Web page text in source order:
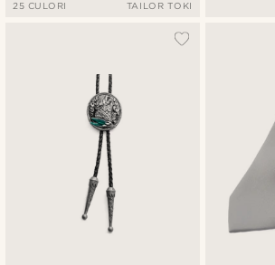
25 CULORI TAILOR TOKI